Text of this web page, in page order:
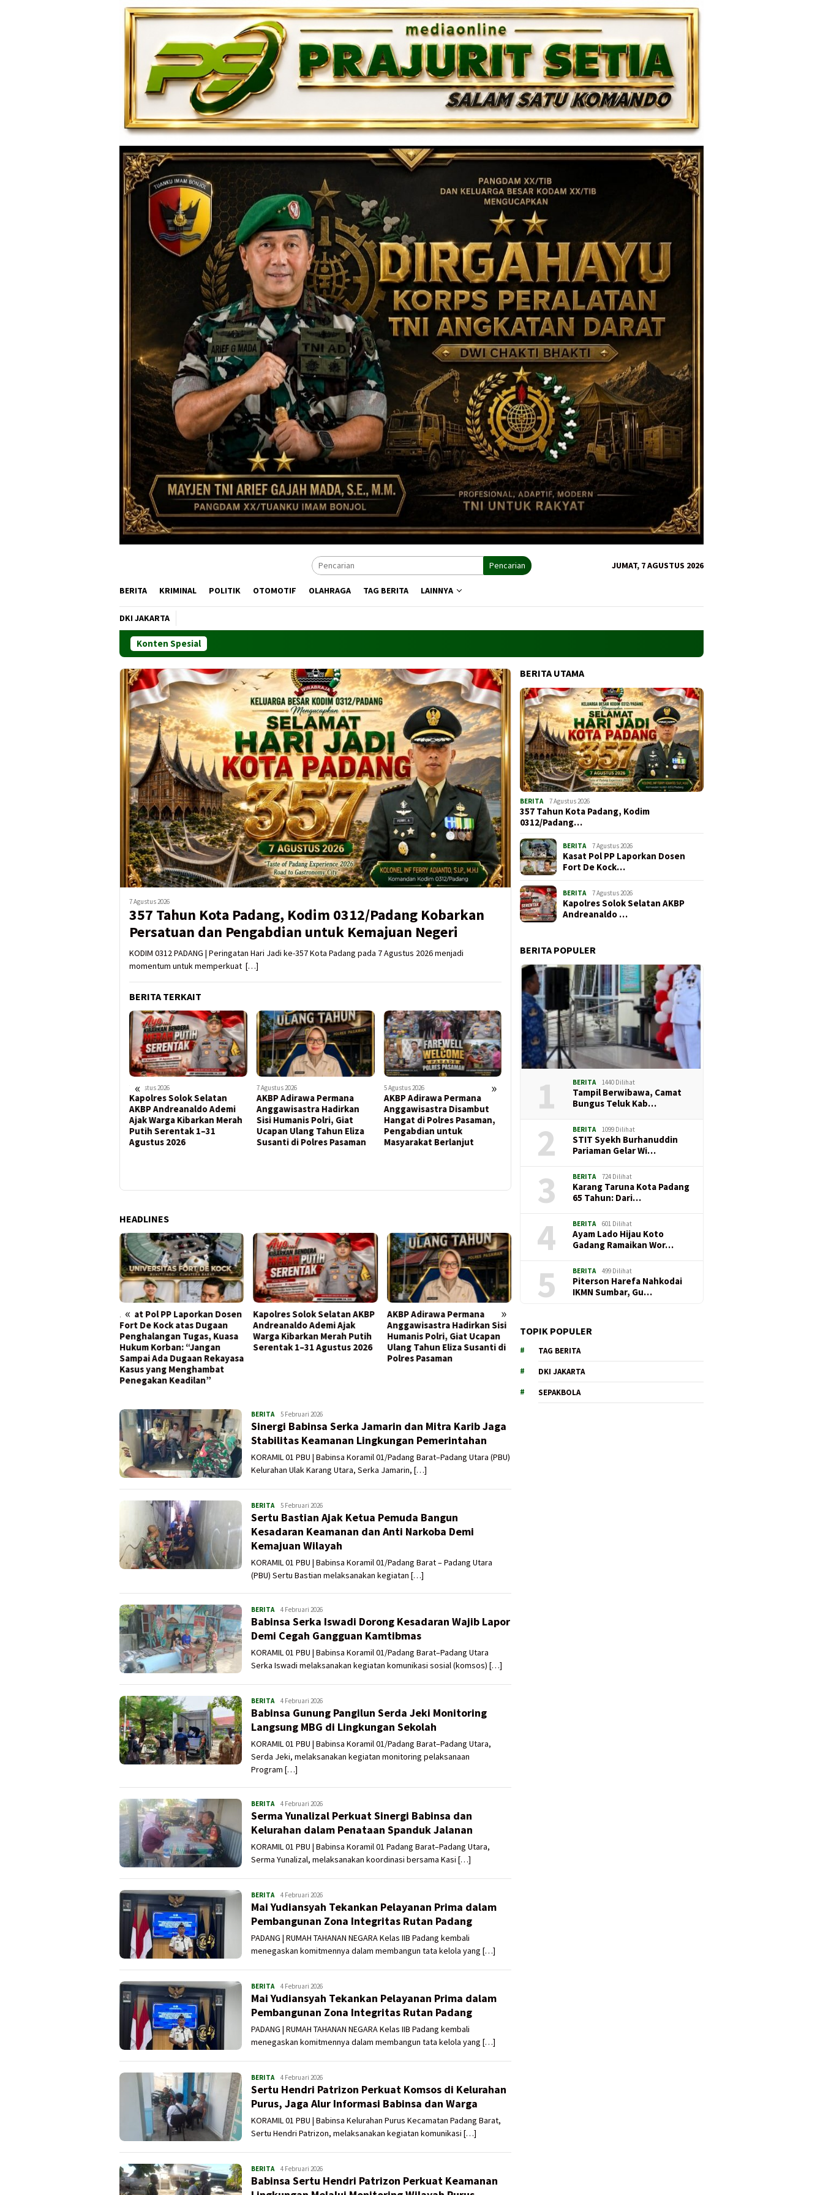
Pencarian JUMAT, 7 AGUSTUS 2026
BERITA KRIMINAL POLITIK OTOMOTIF OLAHRAGA TAG BERITA LAINNYA
DKI JAKARTA
Konten Spesial
7 Agustus 2026
357 Tahun Kota Padang, Kodim 0312/Padang Kobarkan
Persatuan dan Pengabdian untuk Kemajuan Negeri
KODIM 0312 PADANG | Peringatan Hari Jadi ke-357 Kota Padang pada 7 Agustus 2026 menjadi
momentum untuk memperkuat […]
BERITA TERKAIT
« »
7 Agustus 2026
Kapolres Solok Selatan
AKBP Andreanaldo Ademi
Ajak Warga Kibarkan Merah
Putih Serentak 1–31
Agustus 2026
7 Agustus 2026
AKBP Adirawa Permana
Anggawisastra Hadirkan
Sisi Humanis Polri, Giat
Ucapan Ulang Tahun Eliza
Susanti di Polres Pasaman
5 Agustus 2026
AKBP Adirawa Permana
Anggawisastra Disambut
Hangat di Polres Pasaman,
Pengabdian untuk
Masyarakat Berlanjut
5 Agustus 2026
DUDUAK BASAMO KAPOLDA
JO INSAN PERS SE-SUMBAR,
Abadhy Tegaskan Media
Mitra Strategis Polri untuk
Masyarakat
5 Agustus 2026
Lapas Perempuan Padang
Semarakkan HUT RI Ke-81
HEADLINES
« »
Kasat Pol PP Laporkan Dosen
Fort De Kock atas Dugaan
Penghalangan Tugas, Kuasa
Hukum Korban: “Jangan
Sampai Ada Dugaan Rekayasa
Kasus yang Menghambat
Penegakan Keadilan”
Kapolres Solok Selatan AKBP
Andreanaldo Ademi Ajak
Warga Kibarkan Merah Putih
Serentak 1–31 Agustus 2026
AKBP Adirawa Permana
Anggawisastra Hadirkan Sisi
Humanis Polri, Giat Ucapan
Ulang Tahun Eliza Susanti di
Polres Pasaman
Hangat di Polres Pasaman,
Pengabdian untuk
Masyarakat Berlanjut
Mitra Strategis Polri untuk
BERITAADMIN
UTAMA
5 Februari 2026
Sinergi Babinsa Serka Jamarin dan Mitra Karib Jaga
Stabilitas Keamanan Lingkungan Pemerintahan
KORAMIL 01 PBU | Babinsa Koramil 01/Padang Barat–Padang Utara (PBU)
Kelurahan Ulak Karang Utara, Serka Jamarin, […]
BERITAADMIN
UTAMA
5 Februari 2026
Sertu Bastian Ajak Ketua Pemuda Bangun
Kesadaran Keamanan dan Anti Narkoba Demi
Kemajuan Wilayah
KORAMIL 01 PBU | Babinsa Koramil 01/Padang Barat – Padang Utara
(PBU) Sertu Bastian melaksanakan kegiatan […]
BERITAADMIN
UTAMA
4 Februari 2026
Babinsa Serka Iswadi Dorong Kesadaran Wajib Lapor
Demi Cegah Gangguan Kamtibmas
KORAMIL 01 PBU | Babinsa Koramil 01/Padang Barat–Padang Utara
Serka Iswadi melaksanakan kegiatan komunikasi sosial (komsos) […]
BERITAADMIN
UTAMA
4 Februari 2026
Babinsa Gunung Pangilun Serda Jeki Monitoring
Langsung MBG di Lingkungan Sekolah
KORAMIL 01 PBU | Babinsa Koramil 01/Padang Barat–Padang Utara,
Serda Jeki, melaksanakan kegiatan monitoring pelaksanaan
Program […]
BERITAADMIN
UTAMA
4 Februari 2026
Serma Yunalizal Perkuat Sinergi Babinsa dan
Kelurahan dalam Penataan Spanduk Jalanan
KORAMIL 01 PBU | Babinsa Koramil 01 Padang Barat–Padang Utara,
Serma Yunalizal, melaksanakan koordinasi bersama Kasi […]
BERITAADMIN
UTAMA
4 Februari 2026
Mai Yudiansyah Tekankan Pelayanan Prima dalam
Pembangunan Zona Integritas Rutan Padang
PADANG | RUMAH TAHANAN NEGARA Kelas IIB Padang kembali
menegaskan komitmennya dalam membangun tata kelola yang […]
BERITAADMIN
UTAMA
4 Februari 2026
Mai Yudiansyah Tekankan Pelayanan Prima dalam
Pembangunan Zona Integritas Rutan Padang
PADANG | RUMAH TAHANAN NEGARA Kelas IIB Padang kembali
menegaskan komitmennya dalam membangun tata kelola yang […]
BERITAADMIN
UTAMA
4 Februari 2026
Sertu Hendri Patrizon Perkuat Komsos di Kelurahan
Purus, Jaga Alur Informasi Babinsa dan Warga
KORAMIL 01 PBU | Babinsa Kelurahan Purus Kecamatan Padang Barat,
Sertu Hendri Patrizon, melaksanakan kegiatan komunikasi […]
BERITAADMIN
UTAMA
4 Februari 2026
Babinsa Sertu Hendri Patrizon Perkuat Keamanan
BERITA UTAMA
BERITA 7 Agustus 2026
357 Tahun Kota Padang, Kodim
0312/Padang…
BERITA 7 Agustus 2026
Kasat Pol PP Laporkan Dosen
Fort De Kock…
BERITA 7 Agustus 2026
Kapolres Solok Selatan AKBP
Andreanaldo …
BERITA POPULER
1 BERITA 1440 Dilihat
Tampil Berwibawa, Camat
Bungus Teluk Kab…
2 BERITA 1099 Dilihat
STIT Syekh Burhanuddin
Pariaman Gelar Wi…
3 BERITA 724 Dilihat
Karang Taruna Kota Padang
65 Tahun: Dari…
4 BERITA 601 Dilihat
Ayam Lado Hijau Koto
Gadang Ramaikan Wor…
5 BERITA 499 Dilihat
Piterson Harefa Nahkodai
IKMN Sumbar, Gu…
TOPIK POPULER
TAG BERITA
DKI JAKARTA
SEPAKBOLA